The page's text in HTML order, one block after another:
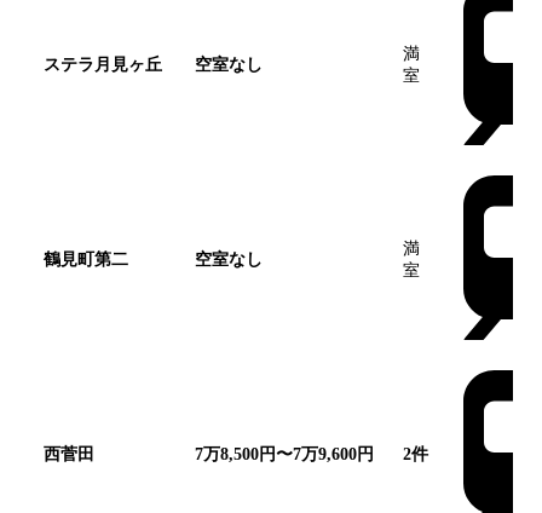
ステラ月見ヶ丘 空室なし
満
室
鶴見町第二 空室なし
満
室
西菅田 7万8,500円〜7万9,600円 2件